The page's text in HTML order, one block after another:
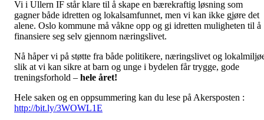
Vi i Ullern IF står klare til å skape en bærekraftig løsning som
gagner både idretten og lokalsamfunnet, men vi kan ikke gjøre det
alene. Oslo kommune må våkne opp og gi idretten muligheten til å
finansiere seg selv gjennom næringslivet.
Nå håper vi på støtte fra både politikere, næringslivet og
slik at vi kan sikre at barn og unge i bydelen får trygge, gode
treningsforhold – hele året!
Hele saken og en oppsummering kan du lese på Akersposten :
http://bit.ly/3WOWL1E